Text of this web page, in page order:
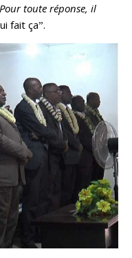
toute réponse, il
fait çaˮ.